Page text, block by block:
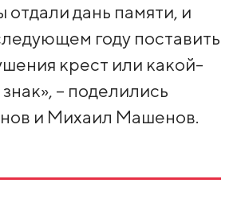
отдали дань памяти, и
году поставить
крест или какой-
– поделились
и Михаил Машенов.